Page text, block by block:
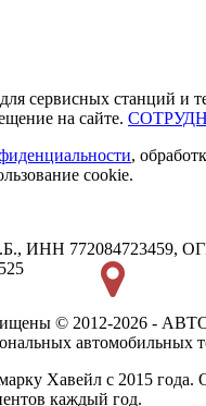
сервисных станций и
на сайте.
,
cookie.
ИНН 772084723459,
© 2012-2026 -
автомобильных
Хавейл с 2015 года.
каждый год.